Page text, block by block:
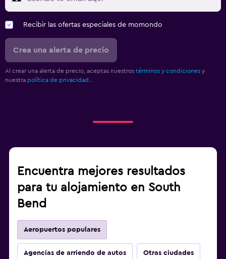
Recibir las ofertas especiales de momondo
Crea una alerta de precio
Al crear una alerta de precio, aceptas nuestros términos y condiciones y
nuestra política de privacidad.
Encuentra mejores resultados
para tu alojamiento en South
Bend
Aeropuertos populares
Agencias de arriendo de autos Otras ciudades